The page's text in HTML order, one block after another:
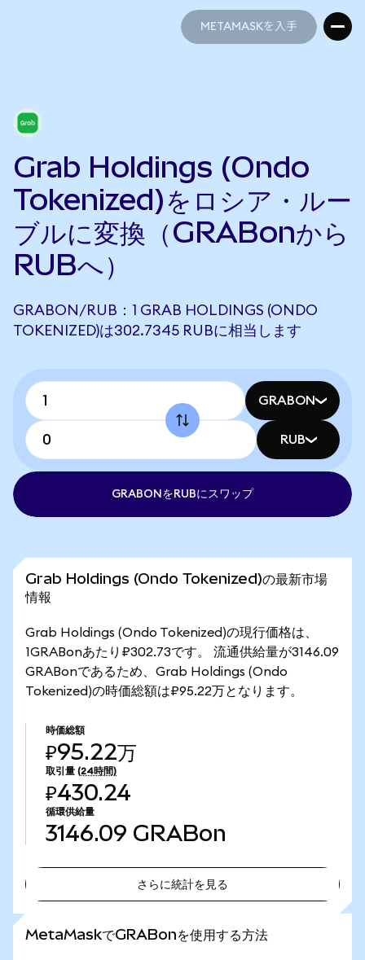
METAMASKを入手
Grab Holdings (Ondo
Tokenized)をロシア・ルー
ブルに変換（GRABonから
RUBへ）
GRABON/RUB：1 GRAB HOLDINGS (ONDO
TOKENIZED)は302.7345 RUBに相当します
GRABON
RUB
GRABONをRUBにスワップ
Grab Holdings (Ondo Tokenized)の最新市場
情報
Grab Holdings (Ondo Tokenized)の現行価格は、
1GRABonあたり₽302.73です。 流通供給量が3146.09
GRABonであるため、Grab Holdings (Ondo
Tokenized)の時価総額は₽95.22万となります。
時価総額
₽95.22万
取引量 (24時間)
₽430.24
循環供給量
3146.09 GRABon
さらに統計を見る
MetaMaskでGRABonを使用する方法